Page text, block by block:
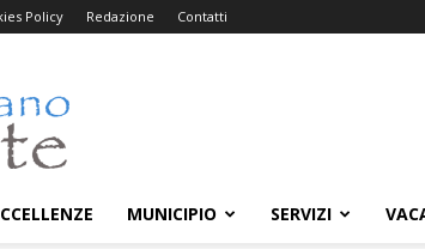
Policy Redazione Contatti
MUNICIPIO SERVIZI